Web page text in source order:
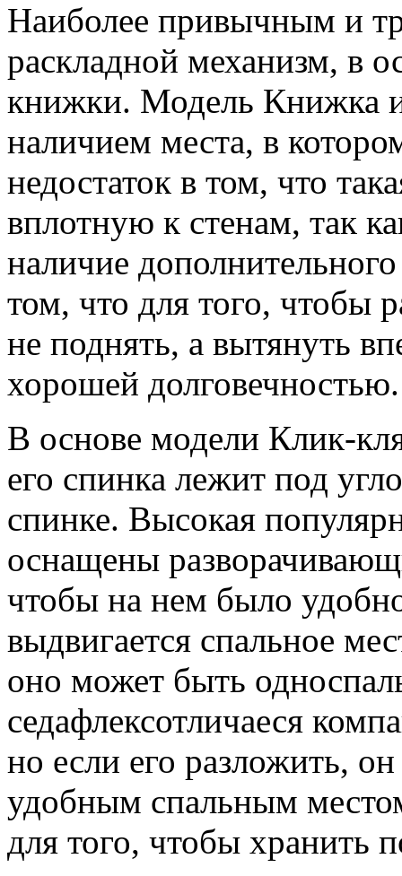
Наиболее привычным и
раскладной механизм, в
книжки. Модель Книжка
наличием места, в
недостаток в том, что
вплотную к стенам, так
наличие
том, что для того, чтобы
не поднять, а вытянуть
хорошей долговечностью.
В основе модели Клик-
его спинка лежит под
спинке. Высокая
оснащены
чтобы на нем было
выдвигается спальное
оно может быть
седафлексотличаеся
но если его разложить,
удобным спальным
для того, чтобы хранить